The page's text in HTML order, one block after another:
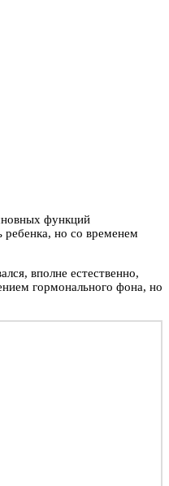
функций
ребенка, но со временем
вполне естественно,
гормонального фона, но